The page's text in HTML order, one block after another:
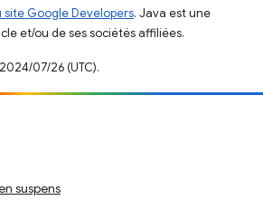
site Google Developers. Java est une
et/ou de ses sociétés affiliées.
07/26 (UTC).
suspens